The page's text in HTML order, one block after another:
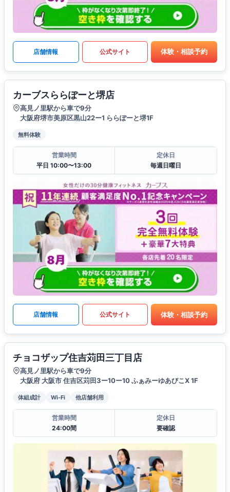
店舗情報 公式サイト 体験・相談予約
カーブスららぽーと堺店
高見ノ里駅から車で9分
大阪府堺市美原区黒山22ー1 ららぽーと堺1F
無料体験
営業時間
平日 10:00〜13:00
定休日
毎週日曜日
店舗情報 公式サイト 体験・相談予約
チョコザップ住吉苅田三丁目店
高見ノ里駅から車で9分
大阪府 大阪市 住吉区苅田3ー10ー10 ふぁみーゆあびこX 1F
体組成計 Wi-Fi 他店舗利用
営業時間
24:00間
定休日
要確認